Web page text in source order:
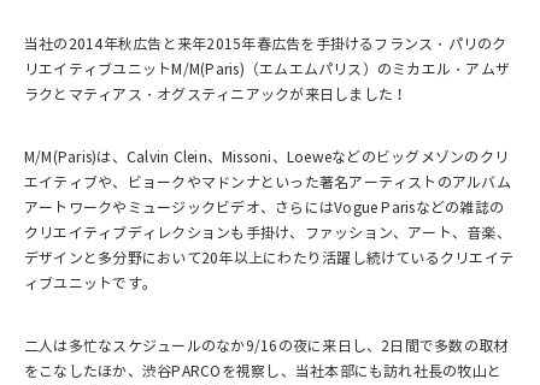
当社の2014年秋広告と来年2015年春広告を手掛けるフランス・パリのク
リエイティブユニットM/M(Paris)（エムエムパリス）のミカエル・アムザ
ラクとマティアス・オグスティニアックが来日しました！
M/M(Paris)は、Calvin Clein、Missoni、Loeweなどのビッグメゾンのクリ
エイティブや、ビョークやマドンナといった著名アーティストのアルバム
アートワークやミュージックビデオ、さらにはVogue Parisなどの雑誌の
クリエイティブディレクションも手掛け、ファッション、アート、音楽、
デザインと多分野において20年以上にわたり活躍し続けているクリエイテ
ィブユニットです。
二人は多忙なスケジュールのなか9/16の夜に来日し、2日間で多数の取材
をこなしたほか、渋谷PARCOを視察し、当社本部にも訪れ社長の牧山と